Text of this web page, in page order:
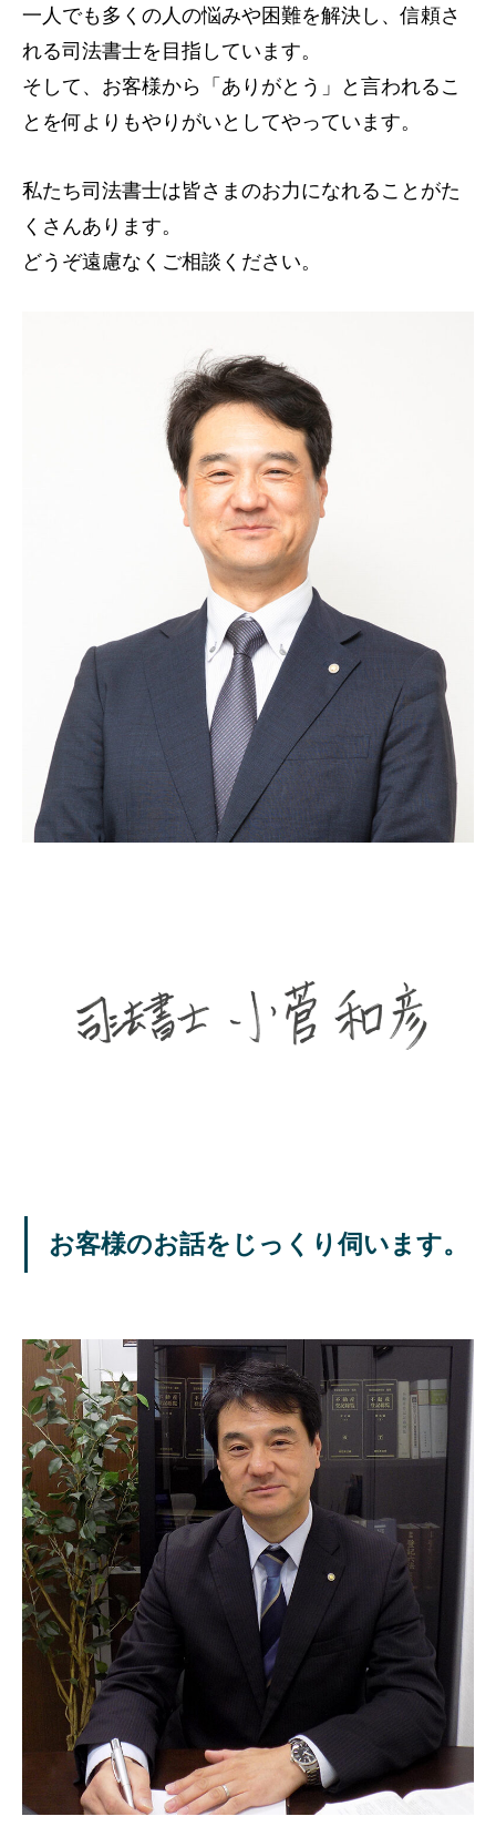
一人でも多くの人の悩みや困難を解決し、信頼さ
れる司法書士を目指しています。
そして、お客様から「ありがとう」と言われるこ
とを何よりもやりがいとしてやっています。
私たち司法書士は皆さまのお力になれることがた
くさんあります。
どうぞ遠慮なくご相談ください。
お客様のお話をじっくり伺います。